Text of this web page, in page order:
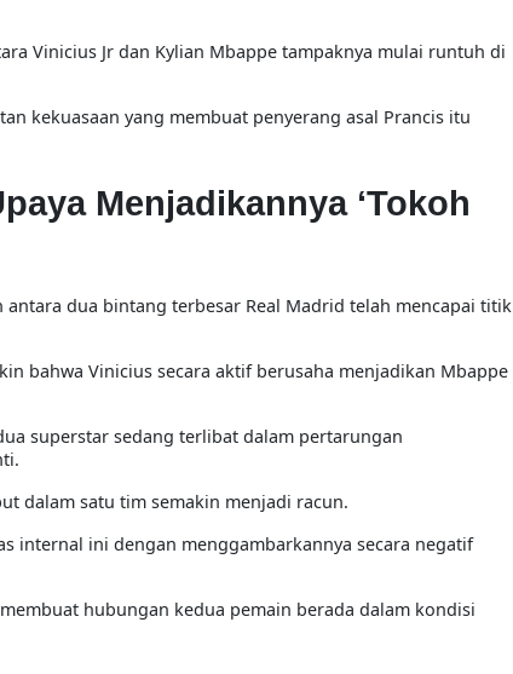
Vinicius Jr dan Kylian Mbappe tampaknya mulai runtuh di
kekuasaan yang membuat penyerang asal Prancis itu
Menjadikannya ‘Tokoh
dua bintang terbesar Real Madrid telah mencapai titik
bahwa Vinicius secara aktif berusaha menjadikan Mbappe
superstar sedang terlibat dalam pertarungan
dalam satu tim semakin menjadi racun.
internal ini dengan menggambarkannya secara negatif
hubungan kedua pemain berada dalam kondisi